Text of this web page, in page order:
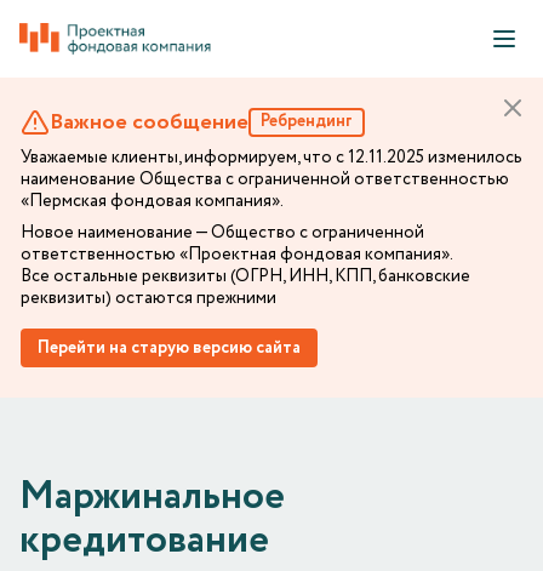
Важное сообщение Ребрендинг
Уважаемые клиенты, информируем, что с 12.11.2025 изменилось
наименование Общества с ограниченной ответственностью
«Пермская фондовая компания».
Новое наименование — Общество с ограниченной
ответственностью «Проектная фондовая компания».
Все остальные реквизиты (ОГРН, ИНН, КПП, банковские
реквизиты) остаются прежними
Перейти на старую версию сайта
Маржинальное
кредитование